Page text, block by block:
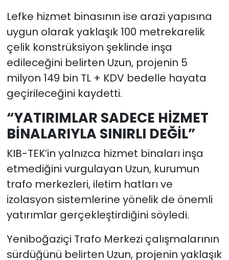
Lefke hizmet binasının ise arazi yapısına
uygun olarak yaklaşık 100 metrekarelik
çelik konstrüksiyon şeklinde inşa
edileceğini belirten Uzun, projenin 5
milyon 149 bin TL + KDV bedelle hayata
geçirileceğini kaydetti.
“YATIRIMLAR SADECE HİZMET
BİNALARIYLA SINIRLI DEĞİL”
KIB-TEK’in yalnızca hizmet binaları inşa
etmediğini vurgulayan Uzun, kurumun
trafo merkezleri, iletim hatları ve
izolasyon sistemlerine yönelik de önemli
yatırımlar gerçekleştirdiğini söyledi.
Yeniboğaziçi Trafo Merkezi çalışmalarının
sürdüğünü belirten Uzun, projenin yaklaşık